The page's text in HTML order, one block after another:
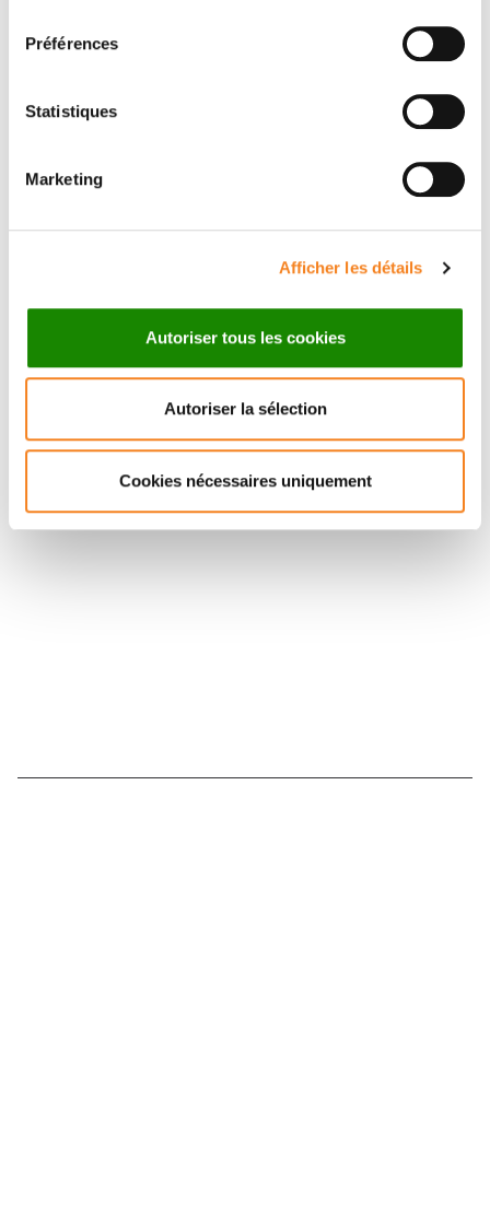
Préférences
Statistiques
Marketing
Afficher les détails
Autoriser tous les cookies
Autoriser la sélection
Cookies nécessaires uniquement
Fumoleau, Manuel Rodrigues, Christine Decanter,
Christelle Jouannaud, Doriane Houdre, Fabien Reyal,
Anne-Sophie Hamy
Suivez l'Institut Curie
Retrouvez notre actualité sur les réseaux